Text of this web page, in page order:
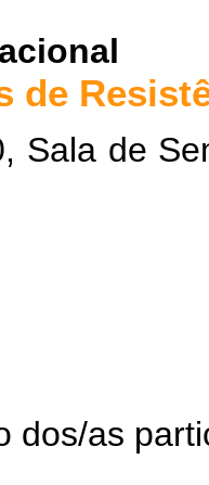
de
Sala de
dos/as